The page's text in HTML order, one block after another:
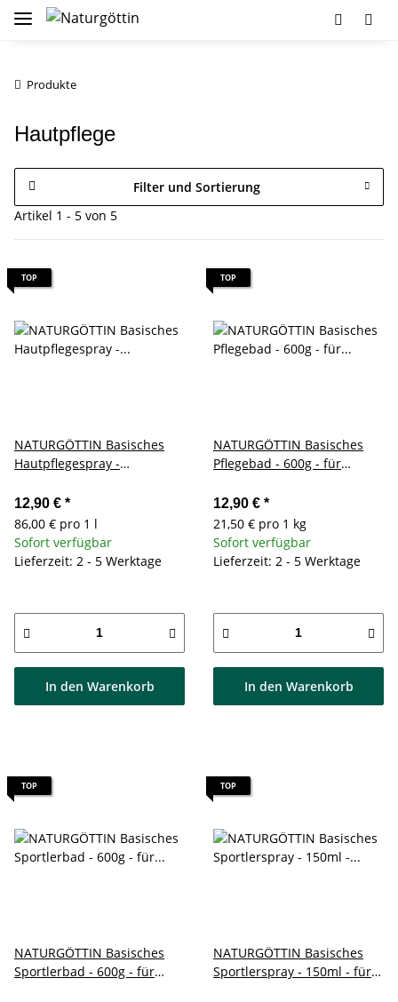
Produkte
Hautpflege
Filter und Sortierung
Artikel 1 - 5 von 5
TOP
NATURGÖTTIN Basisches
Hautpflegespray -
sensible Haut
12,90 € *
86,00 € pro 1 l
Sofort verfügbar
Lieferzeit: 2 - 5 Werktage
In den Warenkorb
TOP
NATURGÖTTIN Basisches
Pflegebad - 600g - für
12,90 € *
21,50 € pro 1 kg
Sofort verfügbar
Lieferzeit: 2 - 5 Werktage
In den Warenkorb
TOP
NATURGÖTTIN Basisches
Sportlerbad - 600g - für
TOP
NATURGÖTTIN Basisches
Sportlerspray - 150ml - für